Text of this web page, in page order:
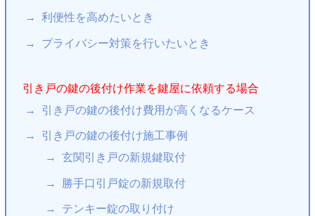
利便性を高めたいとき
プライバシー対策を行いたいとき
引き戸の鍵の後付け作業を鍵屋に依頼する場合
引き戸の鍵の後付け費用が高くなるケース
引き戸の鍵の後付け施工事例
玄関引き戸の新規鍵取付
勝手口引戸錠の新規取付
テンキー錠の取り付け